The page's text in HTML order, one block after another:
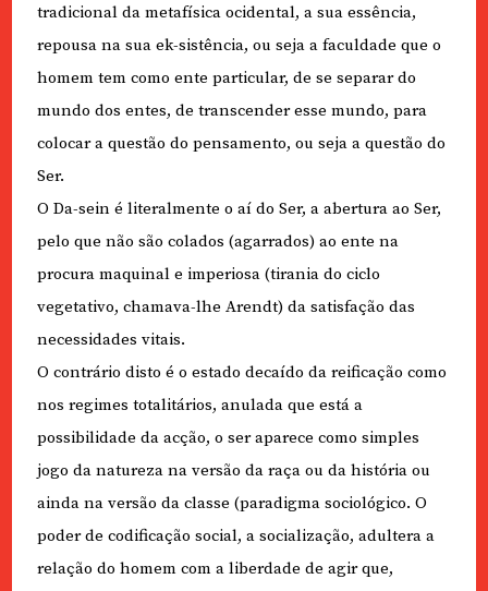
tradicional da metafísica ocidental, a sua essência,
repousa na sua ek-sistência, ou seja a faculdade que o
homem tem como ente particular, de se separar do
mundo dos entes, de transcender esse mundo, para
colocar a questão do pensamento, ou seja a questão do
Ser.
O Da-sein é literalmente o aí do Ser, a abertura ao Ser,
pelo que não são colados (agarrados) ao ente na
procura maquinal e imperiosa (tirania do ciclo
vegetativo, chamava-lhe Arendt) da satisfação das
necessidades vitais.
O contrário disto é o estado decaído da reificação como
nos regimes totalitários, anulada que está a
possibilidade da acção, o ser aparece como simples
jogo da natureza na versão da raça ou da história ou
ainda na versão da classe (paradigma sociológico. O
poder de codificação social, a socialização, adultera a
relação do homem com a liberdade de agir que,